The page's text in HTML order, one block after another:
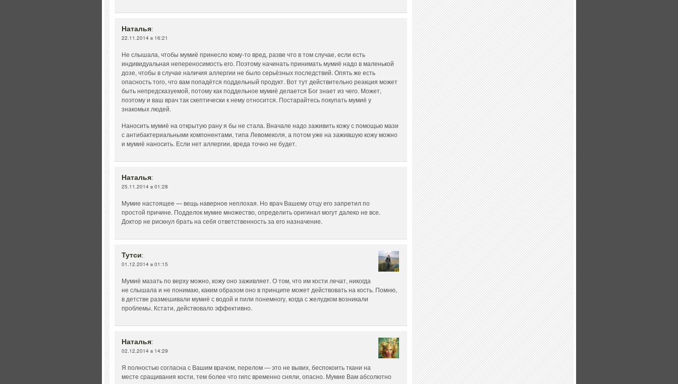
Наталья:
22.11.2014 в 16:21
Не слышала, чтобы мумиё принесло кому-то вред, разве что в том случае, если есть
индивидуальная непереносимость его. Поэтому начинать принимать мумиё надо в маленькой
дозе, чтобы в случае наличия аллергии не было серьёзных последствий. Опять же есть
опасность того, что вам попадётся поддельный продукт. Вот тут действительно реакция может
быть непредсказуемой, потому как поддельное мумиё делается Бог знает из чего. Может,
поэтому и ваш врач так скептически к нему относится. Постарайтесь покупать мумиё у
знакомых людей.
Наносить мумиё на открытую рану я бы не стала. Вначале надо заживить кожу с помощью мази
с антибактериальными компонентами, типа Левомеколя, а потом уже на зажившую кожу можно
и мумиё наносить. Если нет аллергии, вреда точно не будет.
Наталья:
25.11.2014 в 01:28
Мумие настоящее — вещь наверное неплохая. Но врач Вашему отцу его запретил по
простой причине. Подделок мумие множество, определить оригинал могут далеко не все.
Доктор не рискнул брать на себя ответственность за его назначение.
Тутси:
01.12.2014 в 01:15
Мумиё мазать по верху можно, кожу оно заживляет. О том, что им кости лечат, никогда
не слышала и не понимаю, каким образом оно в принципе может действовать на кость. Помню,
в детстве размешивали мумиё с водой и пили понемногу, когда с желудком возникали
проблемы. Кстати, действовало эффективно.
Наталья:
02.12.2014 в 14:29
Я полностью согласна с Вашим врачом, перелом — это не вывих, беспокоить ткани на
месте сращивания кости, тем более что гипс временно сняли, опасно. Мумие Вам абсолютно